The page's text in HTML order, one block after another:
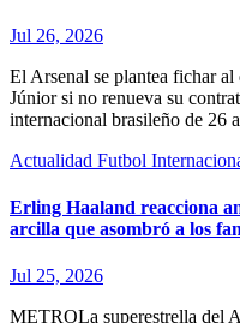
Jul 26, 2026
El Arsenal se plantea fichar
Júnior si no renueva su
internacional brasileño de 26
Actualidad Futbol
Erling Haaland reacciona
arcilla que asombró a los
Jul 25, 2026
METROLa superestrella del